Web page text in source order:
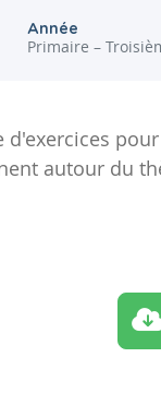
Année
Primaire –
d'exercices
autour du